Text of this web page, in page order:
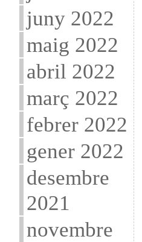
juny 2022
maig 2022
abril 2022
març 2022
febrer 2022
gener 2022
desembre
2021
novembre